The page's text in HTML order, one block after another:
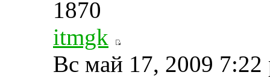
1870
itmgk
Вс май 17, 2009 7:22